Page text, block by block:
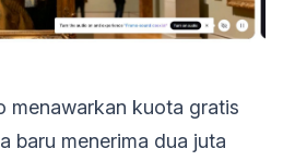
menawarkan kuota gratis
baru menerima dua juta